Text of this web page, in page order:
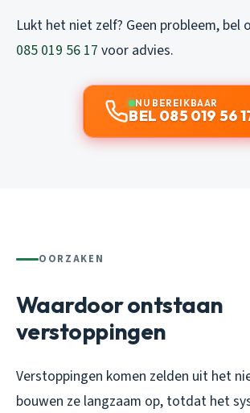
Lukt het niet zelf? Geen probleem, bel
085 019 56 17 voor advies.
NU BEREIKBAAR
BEL 085 019 56
OORZAKEN
Waardoor ontstaan
verstoppingen
Verstoppingen komen zelden uit het
bouwen ze langzaam op, totdat het